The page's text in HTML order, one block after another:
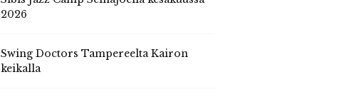
2026
Swing Doctors Tampereelta Kairon
keikalla